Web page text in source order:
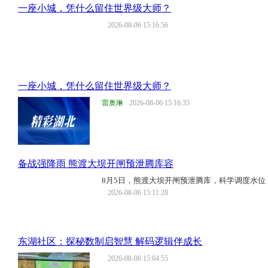
一座小城，凭什么留住世界级大师？
2026-08-06 15:16:56
一座小城，凭什么留住世界级大师？
雷奥琳 2026-08-06 15:16:35
备战强降雨 熊渡大坝开闸预泄腾库容
8月5日，熊渡大坝开闸预泄腾库，科学调度水
2026-08-06 15:11:28
东湖社区：探秘数制启智慧 解码逻辑伴成长
2026-08-06 15:04:55